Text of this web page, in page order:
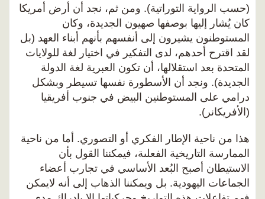
(حسب الرواية التوراتية). ومن ثم، نجد أن أرض أمريكا
كان يُشار إليها بوصفها صهيون الجديدة، وكان
المستوطنون يشيرون إلى أنفسهم بأنهم أبناء العهد (بل
لقد اقترح أحدهم، لدى التفكير في اختيار لغة للولايات
المتحدة بعد استقلالها، أن تكون العبرية لغة الدولة
الجديدة). ونجد أن الأسطورة نفسها تسيطر وبشكل
درامي على المستوطنين البيض في جنوب أفريقيا
(الأفريكانر).
هذا من ناحية الإطار الفكري أو التصوري. أما من ناحية
الممارسة التاريخية الفعلىة، فيمكننا القول بأن
الاستيطان أصبح البُعد الأساسي في تجارب أعضاء
الجماعات اليهودية. بل ويمكننا الذهاب إلى أنه لايمكن